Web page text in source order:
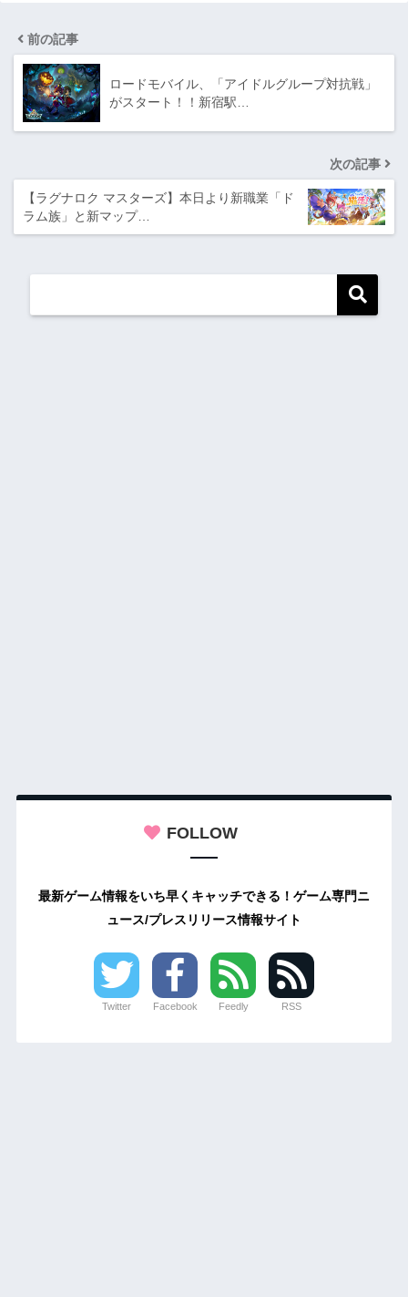
前の記事
ロードモバイル、「アイドルグループ対抗戦」
がスタート！！新宿駅…
次の記事
【ラグナロク マスターズ】本日より新職業「ド
ラム族」と新マップ…
FOLLOW
最新ゲーム情報をいち早くキャッチできる！ゲーム専門ニ
ュース/プレスリリース情報サイト
Twitter Facebook Feedly RSS